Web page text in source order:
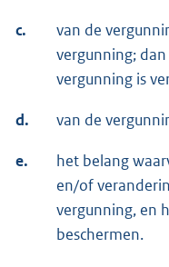
c.
van de
vergunning;
vergunning is
d. van de
e.
het belang
en/of
vergunning, en
beschermen.